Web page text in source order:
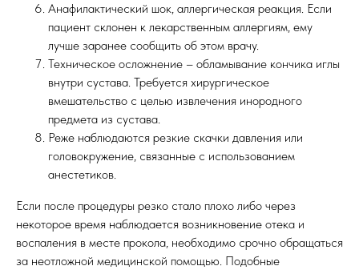
Анафилактический шок, аллергическая реакция. Если
пациент склонен к лекарственным аллергиям, ему
лучше заранее сообщить об этом врачу.
Техническое осложнение – обламывание кончика иглы
внутри сустава. Требуется хирургическое
вмешательство с целью извлечения инородного
предмета из сустава.
Реже наблюдаются резкие скачки давления или
головокружение, связанные с использованием
анестетиков.
Если после процедуры резко стало плохо либо через
некоторое время наблюдается возникновение отека и
воспаления в месте прокола, необходимо срочно обращаться
за неотложной медицинской помощью. Подобные